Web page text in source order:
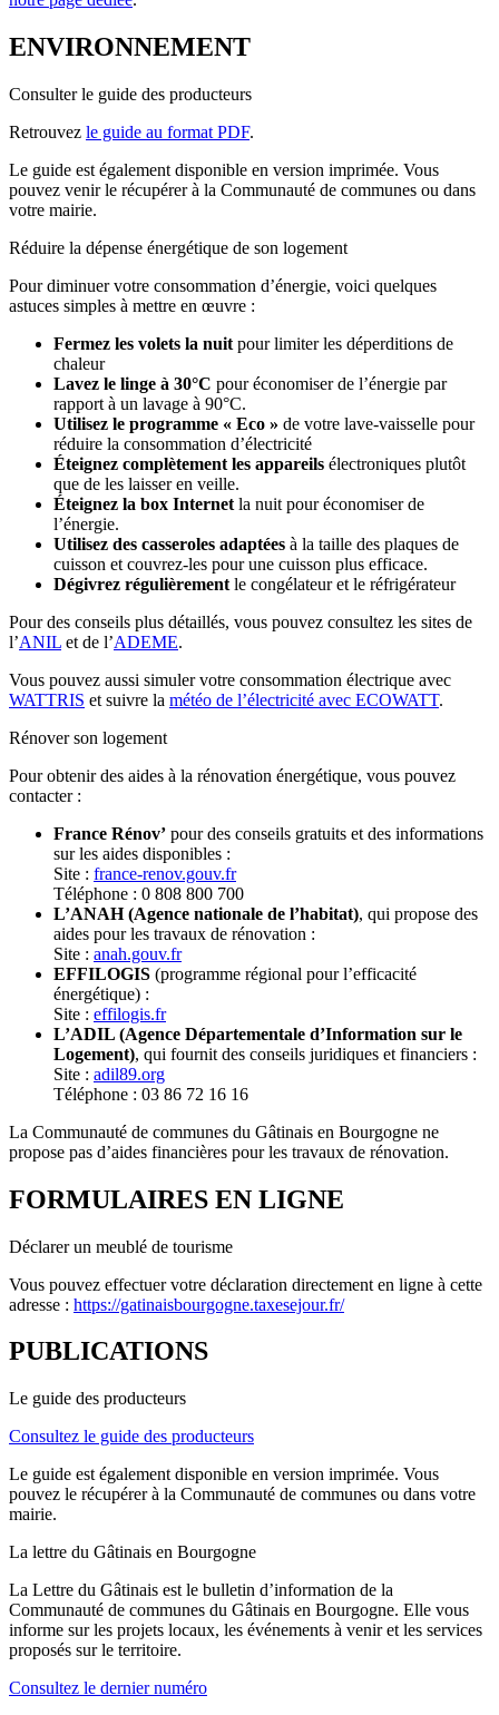
ENVIRONNEMENT
Consulter le guide des producteurs
Retrouvez le guide au format PDF.
Le guide est également disponible en version imprimée. Vous
pouvez venir le récupérer à la Communauté de communes ou dans
votre mairie.
Réduire la dépense énergétique de son logement
Pour diminuer votre consommation d’énergie, voici quelques
astuces simples à mettre en œuvre :
Fermez les volets la nuit pour limiter les déperditions de
chaleur
Lavez le linge à 30°C pour économiser de l’énergie par
rapport à un lavage à 90°C.
Utilisez le programme « Eco » de votre lave-vaisselle pour
réduire la consommation d’électricité
Éteignez complètement les appareils électroniques plutôt
que de les laisser en veille.
Éteignez la box Internet la nuit pour économiser de
l’énergie.
Utilisez des casseroles adaptées à la taille des plaques de
cuisson et couvrez-les pour une cuisson plus efficace.
Dégivrez régulièrement le congélateur et le réfrigérateur
Pour des conseils plus détaillés, vous pouvez consultez les sites de
l’ANIL et de l’ADEME.
Vous pouvez aussi simuler votre consommation électrique avec
WATTRIS et suivre la météo de l’électricité avec ECOWATT.
Rénover son logement
Pour obtenir des aides à la rénovation énergétique, vous pouvez
contacter :
France Rénov’ pour des conseils gratuits et des informations
sur les aides disponibles :
Site : france-renov.gouv.fr
Téléphone : 0 808 800 700
L’ANAH (Agence nationale de l’habitat), qui propose des
aides pour les travaux de rénovation :
Site : anah.gouv.fr
EFFILOGIS (programme régional pour l’efficacité
énergétique) :
Site : effilogis.fr
L’ADIL (Agence Départementale d’Information sur le
Logement), qui fournit des conseils juridiques et financiers :
Site : adil89.org
Téléphone : 03 86 72 16 16
La Communauté de communes du Gâtinais en Bourgogne ne
propose pas d’aides financières pour les travaux de rénovation.
FORMULAIRES EN LIGNE
Déclarer un meublé de tourisme
Vous pouvez effectuer votre déclaration directement en ligne à cette
adresse : https://gatinaisbourgogne.taxesejour.fr/
PUBLICATIONS
Le guide des producteurs
Consultez le guide des producteurs
Le guide est également disponible en version imprimée. Vous
pouvez le récupérer à la Communauté de communes ou dans votre
mairie.
La lettre du Gâtinais en Bourgogne
La Lettre du Gâtinais est le bulletin d’information de la
Communauté de communes du Gâtinais en Bourgogne. Elle vous
informe sur les projets locaux, les événements à venir et les services
proposés sur le territoire.
Consultez le dernier numéro